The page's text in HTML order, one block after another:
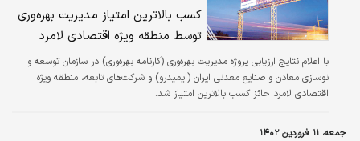
کسب بالاترین امتیاز مدیریت بهره‌وری
توسط منطقه ویژه اقتصادی لامرد
با اعلام نتایج ارزیابی پروژه مدیریت بهره‌‌‌وری (کارنامه بهره‌‌‌وری) در سازمان توسعه و
نوسازی معادن و صنایع معدنی ایران (ایمیدرو) و شرکت‌های تابعه، منطقه ویژه
اقتصادی لامرد حائز کسب بالاترین امتیاز شد.
جمعه، ۱۱ فروردین ۱۴۰۲